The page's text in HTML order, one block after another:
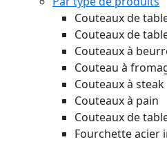
Couteaux de
Couteaux de
Couteaux à
Couteau à
Couteaux à steak
Couteaux à pain
Couteaux de
Fourchette acier